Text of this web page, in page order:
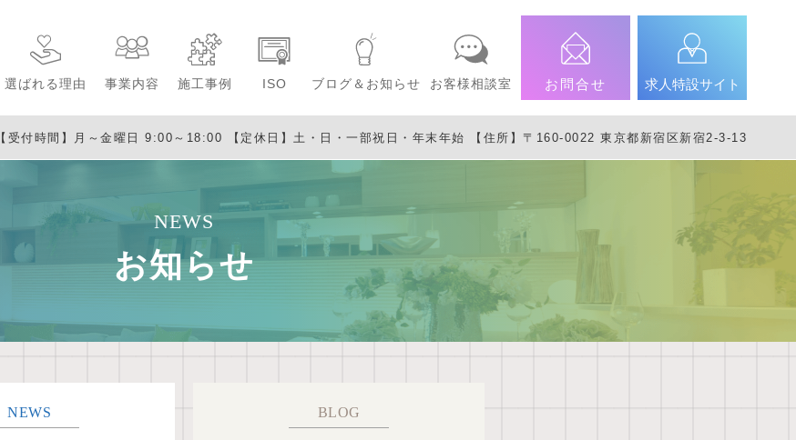
選ばれる理由 事業内容 施工事例 ISO ブログ＆お知らせ お客様相談室 お問合せ 求人特設サイト
【受付時間】月～金曜日 9:00～18:00 【定休日】土・日・一部祝日・年末年始 【住所】〒160-0022 東京都新宿区新宿2-3-13
NEWS
お知らせ
NEWS BLOG